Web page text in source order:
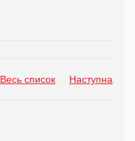
Весь список Наступна